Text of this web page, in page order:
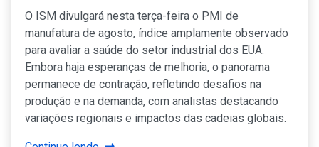
O ISM divulgará nesta terça-feira o PMI de
manufatura de agosto, índice amplamente observado
para avaliar a saúde do setor industrial dos EUA.
Embora haja esperanças de melhoria, o panorama
permanece de contração, refletindo desafios na
produção e na demanda, com analistas destacando
variações regionais e impactos das cadeias globais.